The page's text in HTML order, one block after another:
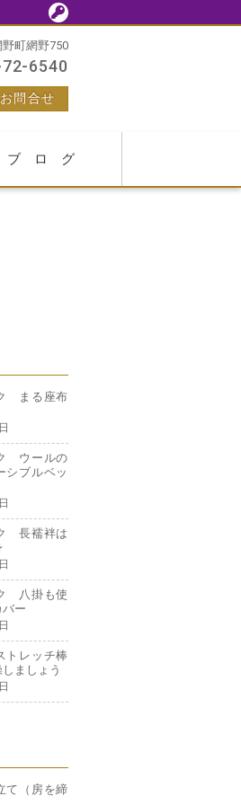
町網野750
6540
問合せ
ブログ
まる座布
ウールの
シブルベッ
長襦袢は
八掛も使
バー
トレッチ棒
ましょう
て（房を締